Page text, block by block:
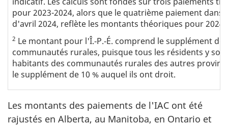
pour 2023-2024, alors que le quatrième paiement dans
d'avril 2024, reflète les montants théoriques pour 2024-
2 Le montant pour l'Î.‑P.‑É. comprend le supplément de
communautés rurales, puisque tous les résidents y
habitants des communautés rurales des autres
le supplément de 10 % auquel ils ont droit.
Les montants des paiements de l'IAC ont été
rajustés en Alberta, au Manitoba, en Ontario et